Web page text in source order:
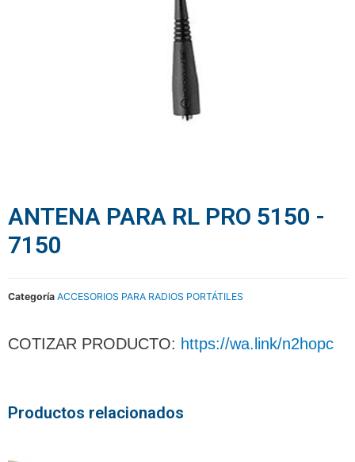
ANTENA PARA RL PRO 5150 -
7150
Categoría ACCESORIOS PARA RADIOS PORTÁTILES
COTIZAR PRODUCTO: https://wa.link/n2hopc
Productos relacionados